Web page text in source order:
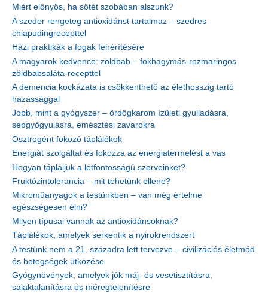
Miért előnyös, ha sötét szobában alszunk?
A szeder rengeteg antioxidánst tartalmaz – szedres
chiapudingrecepttel
Házi praktikák a fogak fehérítésére
A magyarok kedvence: zöldbab – fokhagymás-rozmaringos
zöldbabsaláta-recepttel
A demencia kockázata is csökkenthető az élethosszig tartó
házassággal
Jobb, mint a gyógyszer – ördögkarom ízületi gyulladásra,
sebgyógyulásra, emésztési zavarokra
Ösztrogént fokozó táplálékok
Energiát szolgáltat és fokozza az energiatermelést a vas
Hogyan tápláljuk a létfontosságú szerveinket?
Fruktózintolerancia – mit tehetünk ellene?
Mikroműanyagok a testünkben – van még értelme
egészségesen élni?
Milyen típusai vannak az antioxidánsoknak?
Táplálékok, amelyek serkentik a nyirokrendszert
A testünk nem a 21. századra lett tervezve – civilizációs életmód
és betegségek ütközése
Gyógynövények, amelyek jók máj- és vesetisztításra,
salaktalanításra és méregtelenítésre